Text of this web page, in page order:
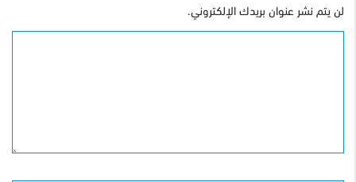
لن يتم نشر عنوان بريدك الإلكتروني.